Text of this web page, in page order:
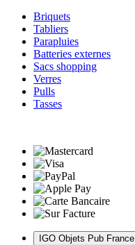
Briquets
Tabliers
Parapluies
Batteries externes
Sacs shopping
Verres
Pulls
Tasses
IGO Objets Pub France